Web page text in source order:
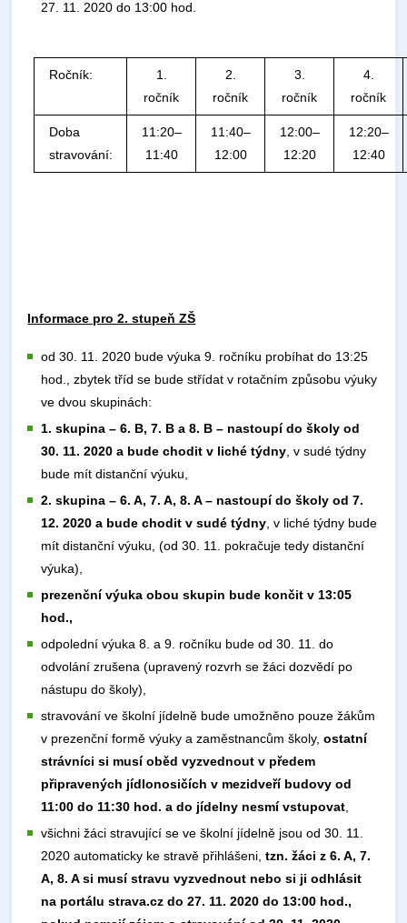
27. 11. 2020 do 13:00 hod.
Ročník:
1.
ročník
2.
ročník
3.
ročník
4.
ročník
Doba
stravování:
11:20–
11:40
11:40–
12:00
12:00–
12:20
12:20–
12:40
Informace pro 2. stupeň ZŠ
od 30. 11. 2020 bude výuka 9. ročníku probíhat do 13:25
hod., zbytek tříd se bude střídat v rotačním způsobu výuky
ve dvou skupinách:
1. skupina – 6. B, 7. B a 8. B – nastoupí do školy od
30. 11. 2020 a bude chodit v liché týdny , v sudé týdny
bude mít distanční výuku,
2. skupina – 6. A, 7. A, 8. A – nastoupí do školy od 7.
12. 2020 a bude chodit v sudé týdny v liché týdny bude
mít distanční výuku, (od 30. 11. pokračuje tedy distanční
výuka),
prezenční výuka obou skupin bude končit v 13:05
hod.,
odpolední výuka 8. a 9. ročníku bude od 30. 11. do
odvolání zrušena (upravený rozvrh se žáci dozvědí po
nástupu do školy),
stravování ve školní jídelně bude umožněno pouze žákům
v prezenční formě výuky a zaměstnancům školy,ostatní
strávníci si musí oběd vyzvednout v předem
připravených jídlonosičích v mezidveří budovy od
11:00 do 11:30 hod. a do jídelny nesmí vstupovat
všichni žáci stravující se ve školní jídelně jsou od 30. 11.
2020 automaticky ke stravě přihlášeni,tzn. žáci z 6. A, 7.
A, 8. A si musí stravu vyzvednout nebo si ji odhlásit
na portálu strava.cz do 27. 11. 2020 do 13:00 hod.,